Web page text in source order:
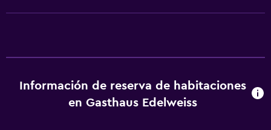
Calefacción
Información de reserva de habitaciones
en Gasthaus Edelweiss